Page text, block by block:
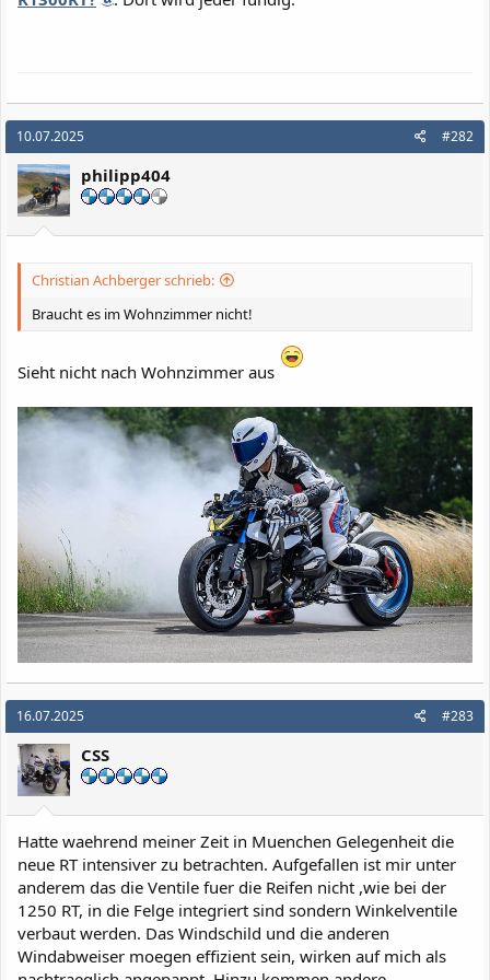
10.07.2025 #282
philipp404
Christian Achberger schrieb:
Braucht es im Wohnzimmer nicht!
Sieht nicht nach Wohnzimmer aus
16.07.2025 #283
CSS
Hatte waehrend meiner Zeit in Muenchen Gelegenheit die
neue RT intensiver zu betrachten. Aufgefallen ist mir unter
anderem das die Ventile fuer die Reifen nicht ,wie bei der
1250 RT, in die Felge integriert sind sondern Winkelventile
verbaut werden. Das Windschild und die anderen
Windabweiser moegen effizient sein, wirken auf mich als